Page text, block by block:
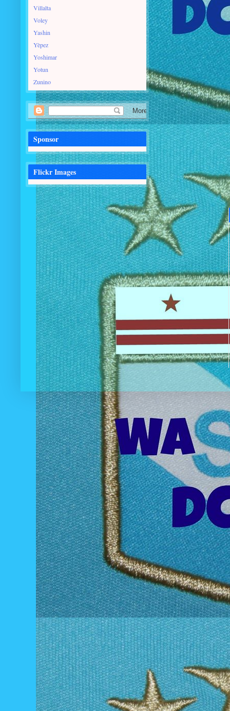
Villalta
Voley
Yashin
Yèpez
Yoshimar
Yotun
Zunino
Sponsor
Flickr Images